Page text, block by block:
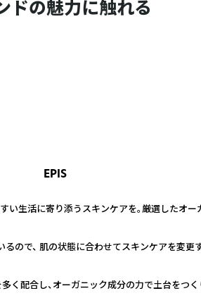
ドの魅力に触れる
EPIS
生活に寄り添うスキンケアを。厳選したオ
で、 肌の状態に合わせてスキンケアを変更
く配合し、オーガニック成分の力で土台をつ